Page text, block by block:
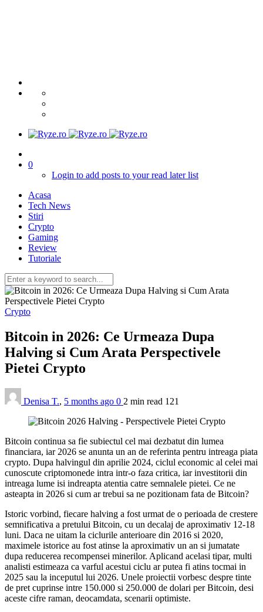
0
Login to add posts to your read later list
Acasa
Tech News
Stiri
Crypto
Gaming
Review
Tutoriale
Crypto
Bitcoin in 2026: Ce Urmeaza Dupa
Halving si Cum Arata Perspectivele
Pietei Crypto
Denisa T., 5 months ago 0 2 min read 121
Bitcoin continua sa fie subiectul cel mai dezbatut din lumea
financiara, iar 2026 se anunta un an de referinta pentru intreaga piata
crypto. Dupa halvingul din aprilie 2024, ciclul economic al celei mai
cunoscute criptomonede intra intr-o faza critica, iar investitorii din
intreaga lume isi indreapta atentia catre semnalele pietei. Ce ne
asteapta in 2026 si cum ar trebui sa ne pozitionam fata de Bitcoin?
Istoric vorbind, fiecare halving a fost urmat de o perioada de crestere
semnificativa a pretului Bitcoin, cu un decalaj de aproximativ 12-18
luni. Daca ne uitam la ciclurile anterioare din 2016 si 2020,
maximele istorice au fost atinse la aproximativ un an si jumatate
dupa reducerea recompensei minerilor. Aplicand acelasi tipar, multi
analisti estimeaza ca varful acestui ciclu ar putea fi atins tocmai in
2025 sau la inceputul lui 2026. Unele proiectii vorbesc despre tinte
de pret cuprinse intre 150.000 si 250.000 de dolari per Bitcoin, desi
aceste cifre raman, deocamdata, scenarii optimiste.